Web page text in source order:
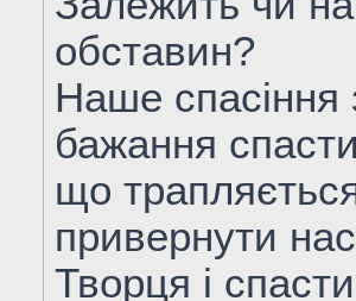
обставин?
Наше спасіння
бажання
що
привернути
Творця і